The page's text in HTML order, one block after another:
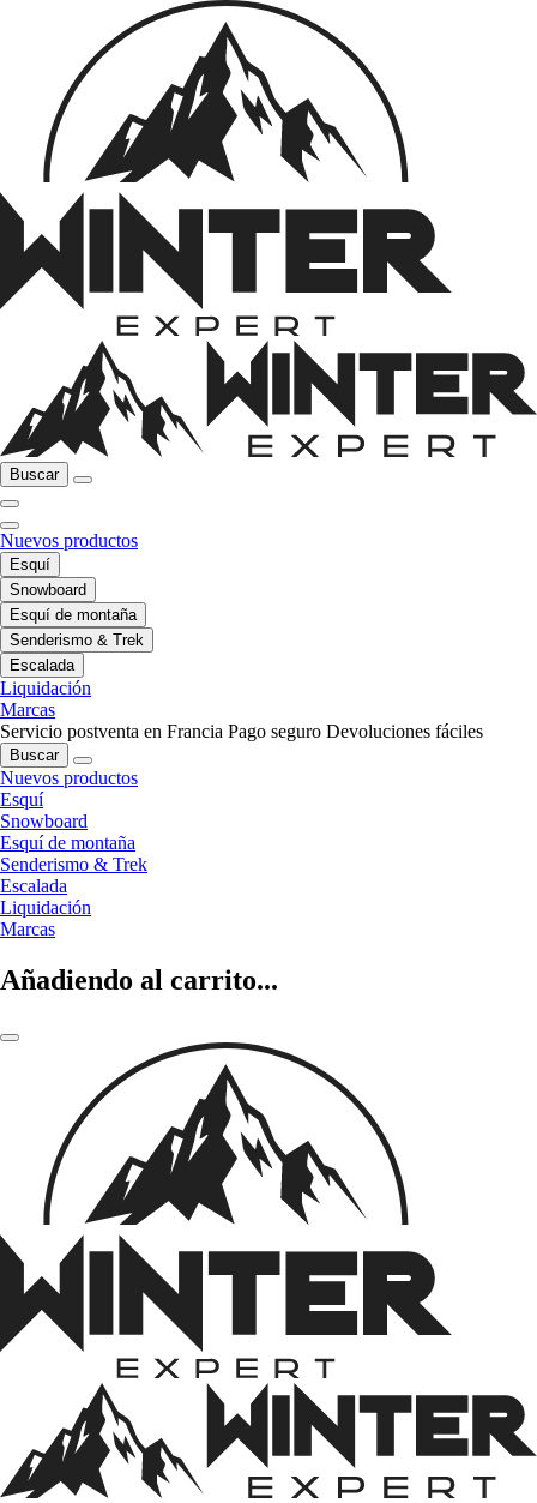
Buscar
Nuevos productos
Esquí
Snowboard
Esquí de montaña
Senderismo & Trek
Escalada
Liquidación
Marcas
Servicio postventa en Francia Pago seguro Devoluciones fáciles
Buscar
Nuevos productos
Esquí
Snowboard
Esquí de montaña
Senderismo & Trek
Escalada
Liquidación
Marcas
Añadiendo al carrito...